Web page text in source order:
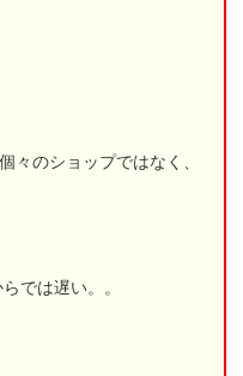
々のショップではなく、
では遅い。。